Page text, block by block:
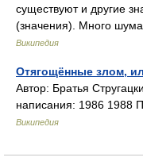
существуют и другие
(значения). Много
Википедия
Отягощённые злом,
Автор: Братья
написания: 1986 1988
Википедия